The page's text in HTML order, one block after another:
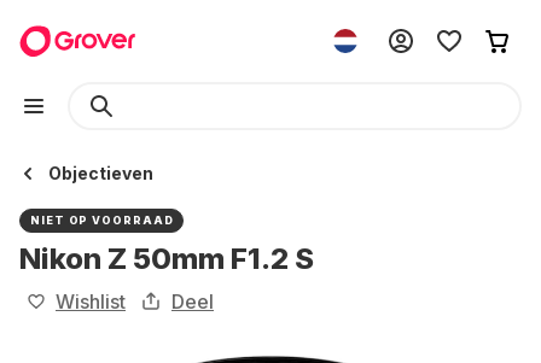
Objectieven
NIET OP VOORRAAD
Nikon Z 50mm F1.2 S
Wishlist Deel